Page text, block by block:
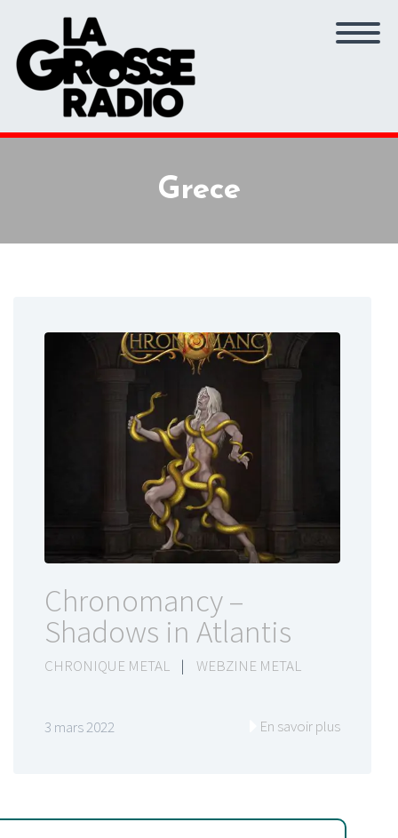
Grece
Chronomancy –
Shadows in Atlantis
CHRONIQUE METAL | WEBZINE METAL
3 mars 2022 En savoir plus